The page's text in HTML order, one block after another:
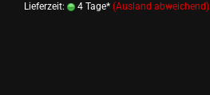
Lieferzeit:
4 Tage* (Ausland abweichend)